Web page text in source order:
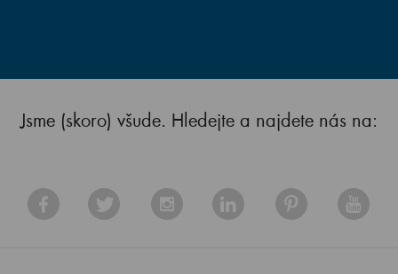
Jsme (skoro) všude. Hledejte a najdete nás na: